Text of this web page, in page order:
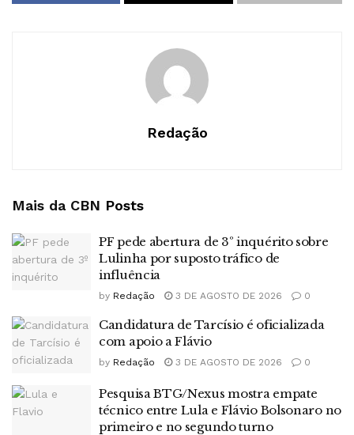
Redação
Mais da CBN Posts
PF pede abertura de 3º inquérito sobre
Lulinha por suposto tráfico de
influência
by Redação 3 DE AGOSTO DE 2026 0
Candidatura de Tarcísio é oficializada
com apoio a Flávio
by Redação 3 DE AGOSTO DE 2026 0
Pesquisa BTG/Nexus mostra empate
técnico entre Lula e Flávio Bolsonaro no
primeiro e no segundo turno